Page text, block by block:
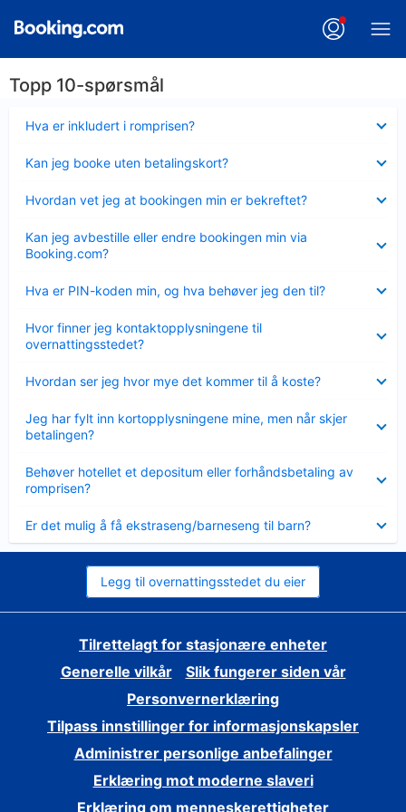
Topp 10-spørsmål
Hva er inkludert i romprisen?
mindre
Kan jeg booke uten betalingskort?
mindre
Hvordan vet jeg at bookingen min er bekreftet?
mindre
Kan jeg avbestille eller endre bookingen min via
Booking.com?
mindre
Hva er PIN-koden min, og hva behøver jeg den til?
mindre
Hvor finner jeg kontaktopplysningene til
overnattingsstedet?
mindre
Hvordan ser jeg hvor mye det kommer til å koste?
mindre
Jeg har fylt inn kortopplysningene mine, men når skjer
betalingen?
mindre
Behøver hotellet et depositum eller forhåndsbetaling av
romprisen?
mindre
Er det mulig å få ekstraseng/barneseng til barn?
mindre
Legg til overnattingsstedet du eier
Tilrettelagt for stasjonære enheter
Generelle vilkår
Slik fungerer siden vår
Personvernerklæring
Tilpass innstillinger for informasjonskapsler
Administrer personlige anbefalinger
Erklæring mot moderne slaveri
Erklæring om menneskerettigheter